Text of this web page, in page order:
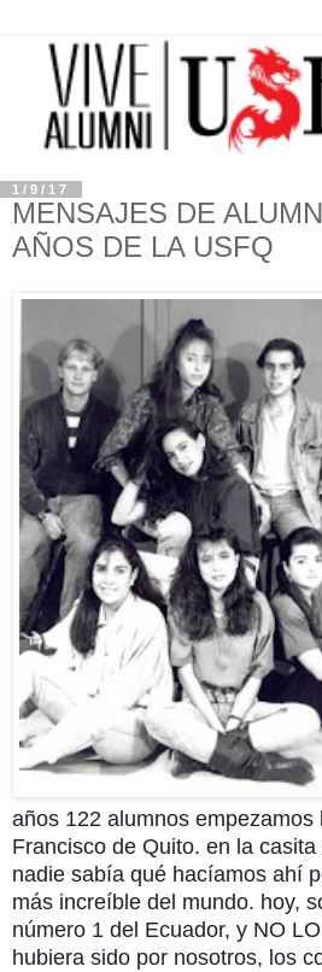
1/9/17
MENSAJES DE
AÑOS DE LA USFQ
años 122 alumnos empezamos
Francisco de Quito. en la
nadie sabía qué hacíamos ahí
más increíble del mundo. hoy,
número 1 del Ecuador, y NO
hubiera sido por nosotros, los